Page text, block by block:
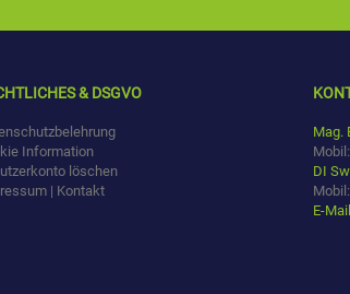
& DSGVO
Information
löschen
| Kontakt
Mag.
DI
E-